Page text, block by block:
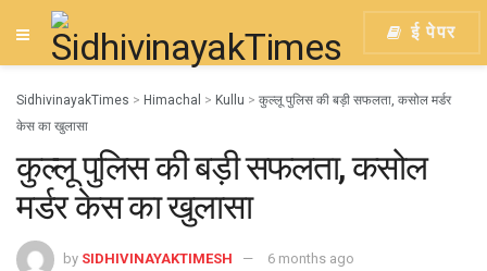
ई पेपर
SidhivinayakTimes > Himachal > Kullu > कुल्लू पुलिस की बड़ी सफलता, कसोल मर्डर
केस का खुलासा
कुल्लू पुलिस की बड़ी सफलता, कसोल
मर्डर केस का खुलासा
by SIDHIVINAYAKTIMESH 6 months ago